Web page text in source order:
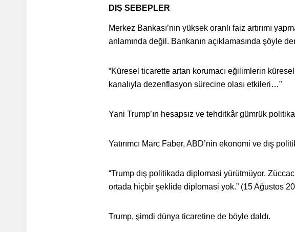
DIŞ SEBEPLER
Merkez Bankası’nın yüksek oranlı faiz artırımı
anlamında değil. Bankanın açıklamasında şöyle
“Küresel ticarette artan korumacı eğilimlerin
kanalıyla dezenflasyon sürecine olası etkileri…”
Yani Trump’ın hesapsız ve tehditkâr gümrük
Yatırımcı Marc Faber, ABD’nin ekonomi ve dış
“Trump dış politikada diplomasi yürütmüyor.
ortada hiçbir şeklide diplomasi yok.” (15 Ağustos
Trump, şimdi dünya ticaretine de böyle daldı.